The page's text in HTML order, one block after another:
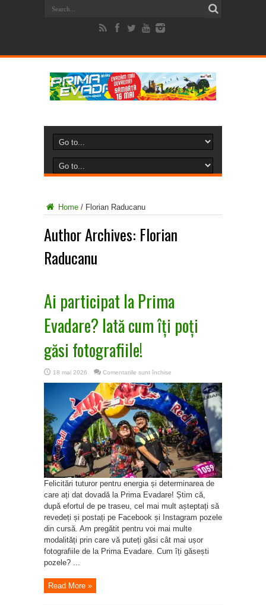
Home / Florian Raducanu
Author Archives: Florian
Raducanu
Ai participat la Prima
Evadare? Iată cum îți poți
găsi fotografiile!
18 mai 2026 Comentariile sunt închise
participat
la
Prima
Evadare?
Iată
cum
îți
poți
găsi
fotografiile!
Felicitări tuturor pentru energia și determinarea de
care ați dat dovadă la Prima Evadare! Știm că,
după efortul de pe traseu, cel mai mult așteptați să
revedeți și postați pe Facebook și Instagram pozele
din cursă. Am pregătit pentru voi mai multe
modalități prin care vă puteți găsi cât mai ușor
fotografiile de la Prima Evadare. Cum îți găsești
pozele? ...
Read More »